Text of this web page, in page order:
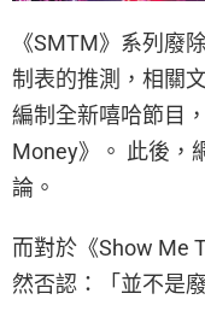
《SMTM》系列廢
制表的推測，相關
編制全新嘻哈節目
Money》。 此後，
論。
而對於《Show Me
然否認：「並不是